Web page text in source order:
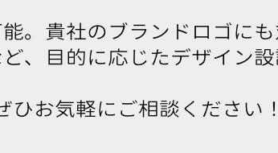
。貴社のブランドロゴにも
、目的に応じたデザイン設
お気軽にご相談ください！